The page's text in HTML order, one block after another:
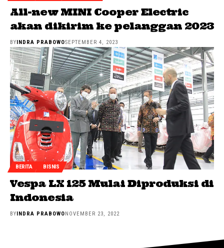
All-new MINI Cooper Electric
akan dikirim ke pelanggan 2023
BYINDRA PRABOWOSEPTEMBER 4, 2023
BERITA BISNIS
Vespa LX 125 Mulai Diproduksi di
Indonesia
BYINDRA PRABOWONOVEMBER 23, 2022